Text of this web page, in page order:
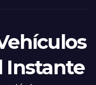
Instante